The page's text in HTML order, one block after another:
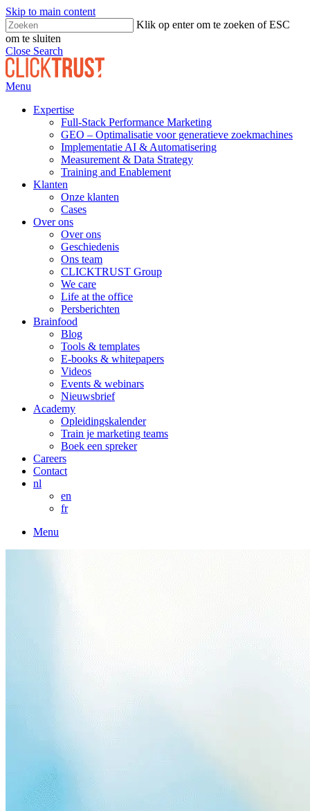
Skip to main content
Klik op enter om te zoeken of ESC
om te sluiten
Close Search
Menu
Expertise
Full-Stack Performance Marketing
GEO – Optimalisatie voor generatieve zoekmachines
Implementatie AI & Automatisering
Measurement & Data Strategy
Training and Enablement
Klanten
Onze klanten
Cases
Over ons
Over ons
Geschiedenis
Ons team
CLICKTRUST Group
We care
Life at the office
Persberichten
Brainfood
Blog
Tools & templates
E-books & whitepapers
Videos
Events & webinars
Nieuwsbrief
Academy
Opleidingskalender
Train je marketing teams
Boek een spreker
Careers
Contact
nl
en
fr
Menu